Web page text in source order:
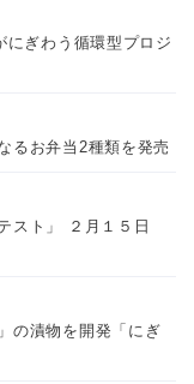
ぎわう循環型プロジ
るお弁当2種類を発売
スト」 ２月１５日
の漬物を開発「にぎ